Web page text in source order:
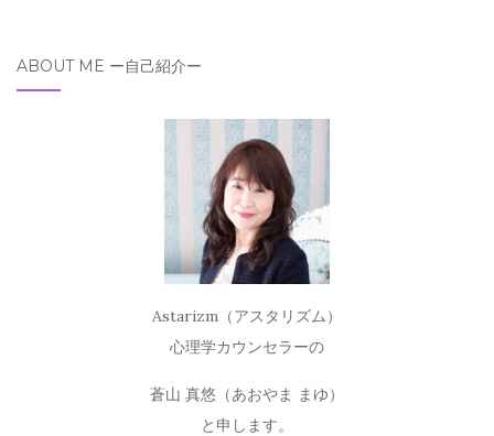
ABOUT ME ー自己紹介ー
Astarizm（アスタリズム）
心理学カウンセラーの
蒼山 真悠（あおやま まゆ）
と申します。